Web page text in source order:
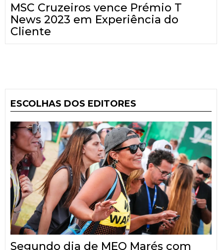
MSC Cruzeiros vence Prémio T
News 2023 em Experiência do
Cliente
ESCOLHAS DOS EDITORES
Segundo dia de MEO Marés com